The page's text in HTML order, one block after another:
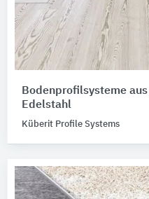
Bodenprofilsysteme
Edelstahl
Küberit Profile Systems